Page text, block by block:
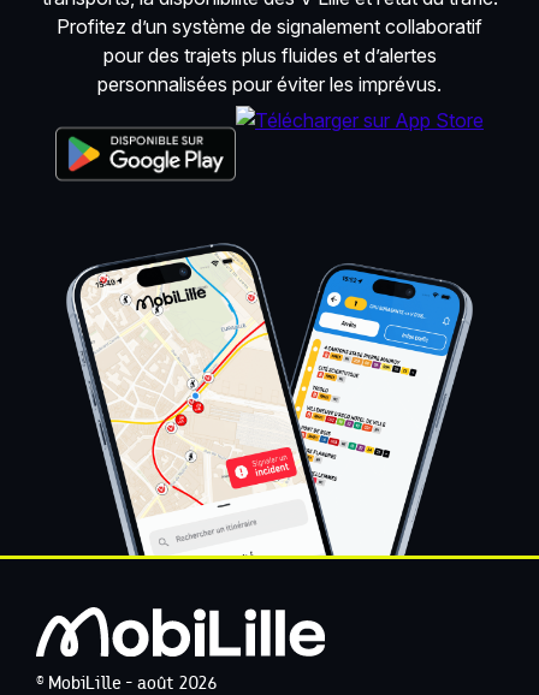
Profitez d’un système de signalement collaboratif
pour des trajets plus fluides et d’alertes
personnalisées pour éviter les imprévus.
© MobiLille - août 2026